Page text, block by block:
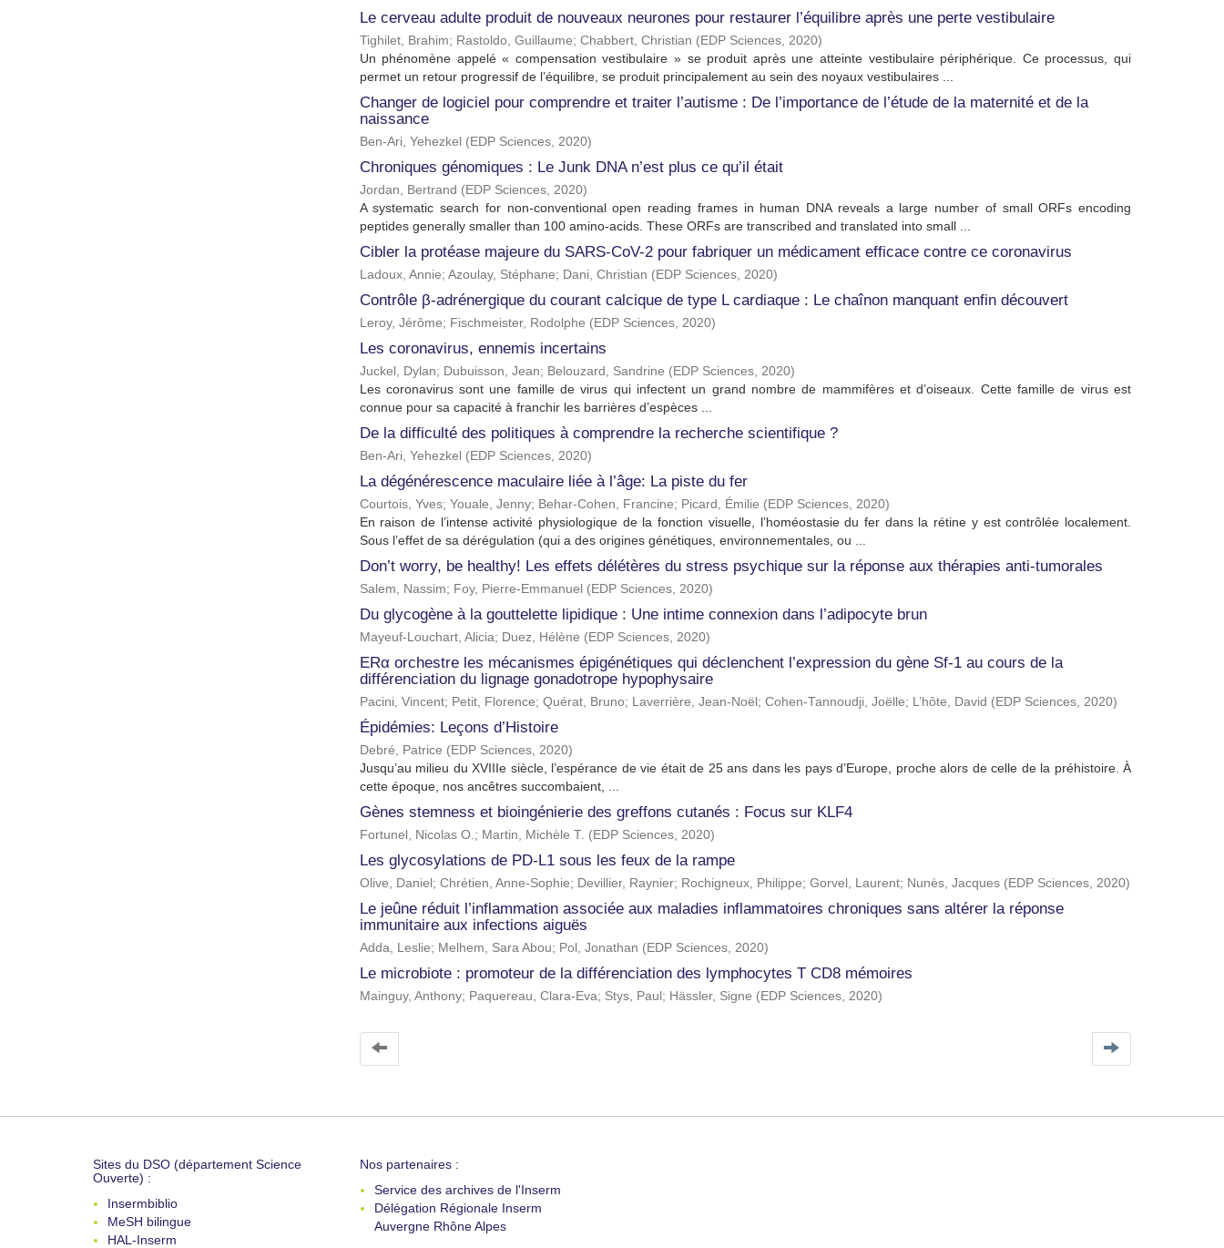
Le cerveau adulte produit de nouveaux neurones pour restaurer l’équilibre après une perte vestibulaire
Tighilet, Brahim; Rastoldo, Guillaume; Chabbert, Christian (EDP Sciences, 2020)
Un phénomène appelé « compensation vestibulaire » se produit après une atteinte vestibulaire périphérique. Ce processus, qui
permet un retour progressif de l’équilibre, se produit principalement au sein des noyaux vestibulaires ...
Changer de logiciel pour comprendre et traiter l’autisme : De l’importance de l’étude de la maternité et de la
naissance
Ben-Ari, Yehezkel (EDP Sciences, 2020)
Chroniques génomiques : Le Junk DNA n’est plus ce qu’il était
Jordan, Bertrand (EDP Sciences, 2020)
A systematic search for non-conventional open reading frames in human DNA reveals a large number of small ORFs encoding
peptides generally smaller than 100 amino-acids. These ORFs are transcribed and translated into small ...
Cibler la protéase majeure du SARS-CoV-2 pour fabriquer un médicament efficace contre ce coronavirus
Ladoux, Annie; Azoulay, Stéphane; Dani, Christian (EDP Sciences, 2020)
Contrôle β-adrénergique du courant calcique de type L cardiaque : Le chaînon manquant enfin découvert
Leroy, Jérôme; Fischmeister, Rodolphe (EDP Sciences, 2020)
Les coronavirus, ennemis incertains
Juckel, Dylan; Dubuisson, Jean; Belouzard, Sandrine (EDP Sciences, 2020)
Les coronavirus sont une famille de virus qui infectent un grand nombre de mammifères et d’oiseaux. Cette famille de virus est
connue pour sa capacité à franchir les barrières d’espèces ...
De la difficulté des politiques à comprendre la recherche scientifique ?
Ben-Ari, Yehezkel (EDP Sciences, 2020)
La dégénérescence maculaire liée à l’âge: La piste du fer
Courtois, Yves; Youale, Jenny; Behar-Cohen, Francine; Picard, Émilie (EDP Sciences, 2020)
En raison de l’intense activité physiologique de la fonction visuelle, l’homéostasie du fer dans la rétine y est contrôlée localement.
Sous l’effet de sa dérégulation (qui a des origines génétiques, environnementales, ou ...
Don’t worry, be healthy! Les effets délétères du stress psychique sur la réponse aux thérapies anti-tumorales
Salem, Nassim; Foy, Pierre-Emmanuel (EDP Sciences, 2020)
Du glycogène à la gouttelette lipidique : Une intime connexion dans l’adipocyte brun
Mayeuf-Louchart, Alicia; Duez, Hélène (EDP Sciences, 2020)
ERα orchestre les mécanismes épigénétiques qui déclenchent l’expression du gène Sf-1 au cours de la
différenciation du lignage gonadotrope hypophysaire
Pacini, Vincent; Petit, Florence; Quérat, Bruno; Laverrière, Jean-Noël ; Cohen-Tannoudji, Joëlle; L’hôte, David (EDP Sciences, 2020)
Épidémies: Leçons d’Histoire
Debré, Patrice (EDP Sciences, 2020)
Jusqu’au milieu du XVIIIe siècle, l’espérance de vie était de 25 ans dans les pays d’Europe, proche alors de celle de la préhistoire. À
cette époque, nos ancêtres succombaient, ...
Gènes stemness et bioingénierie des greffons cutanés : Focus sur KLF4
Fortunel, Nicolas O.; Martin, Michèle T. (EDP Sciences, 2020)
Les glycosylations de PD-L1 sous les feux de la rampe
Olive, Daniel ; Chrétien, Anne-Sophie; Devillier, Raynier; Rochigneux, Philippe; Gorvel, Laurent; Nunès, Jacques (EDP Sciences, 2020)
Le jeûne réduit l’inflammation associée aux maladies inflammatoires chroniques sans altérer la réponse
immunitaire aux infections aiguës
Adda, Leslie; Melhem, Sara Abou; Pol, Jonathan (EDP Sciences, 2020)
Le microbiote : promoteur de la différenciation des lymphocytes T CD8 mémoires
Mainguy, Anthony; Paquereau, Clara-Eva; Stys, Paul ; Hässler, Signe (EDP Sciences, 2020)
Sites du DSO (département Science
Ouverte) :
Insermbiblio
MeSH bilingue
HAL-Inserm
Nos partenaires :
Service des archives de l'Inserm
Délégation Régionale Inserm
Auvergne Rhône Alpes